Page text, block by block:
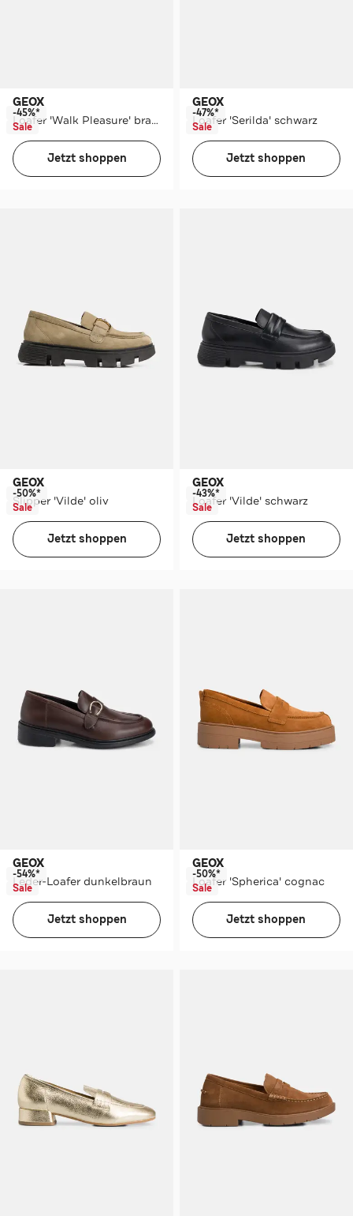
GEOX
Loafer 'Walk Pleasure' braun
-45%*
Sale
Jetzt shoppen
GEOX
Loafer 'Serilda' schwarz
-47%*
Sale
Jetzt shoppen
GEOX
Slipper 'Vilde' oliv
-50%*
Sale
Jetzt shoppen
GEOX
Loafer 'Vilde' schwarz
-43%*
Sale
Jetzt shoppen
GEOX
Leder-Loafer dunkelbraun
-54%*
Sale
Jetzt shoppen
GEOX
Loafer 'Spherica' cognac
-50%*
Sale
Jetzt shoppen